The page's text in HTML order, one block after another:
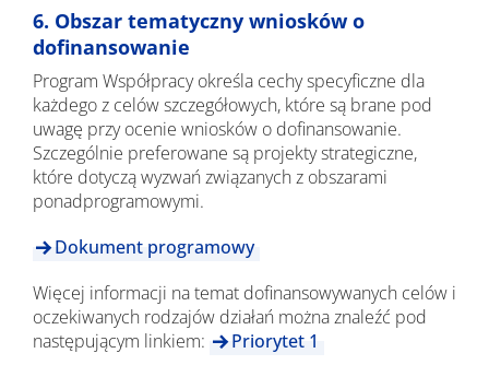
6. Obszar tematyczny wniosków o
dofinansowanie
Program Współpracy określa cechy specyficzne dla
każdego z celów szczegółowych, które są brane pod
uwagę przy ocenie wniosków o dofinansowanie.
Szczególnie preferowane są projekty strategiczne,
które dotyczą wyzwań związanych z obszarami
ponadprogramowymi.
Dokument programowy
Więcej informacji na temat dofinansowywanych celów i
oczekiwanych rodzajów działań można znaleźć pod
następującym linkiem:
Priorytet 1